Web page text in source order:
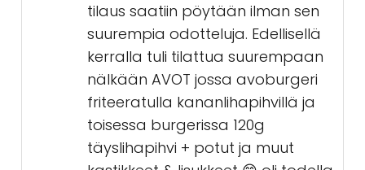
tilaus saatiin pöytään ilman sen
suurempia odotteluja. Edellisellä
kerralla tuli tilattua suurempaan
nälkään AVOT jossa avoburgeri
friteeratulla kananlihapihvillä ja
toisessa burgerissa 120g
täyslihapihvi + potut ja muut